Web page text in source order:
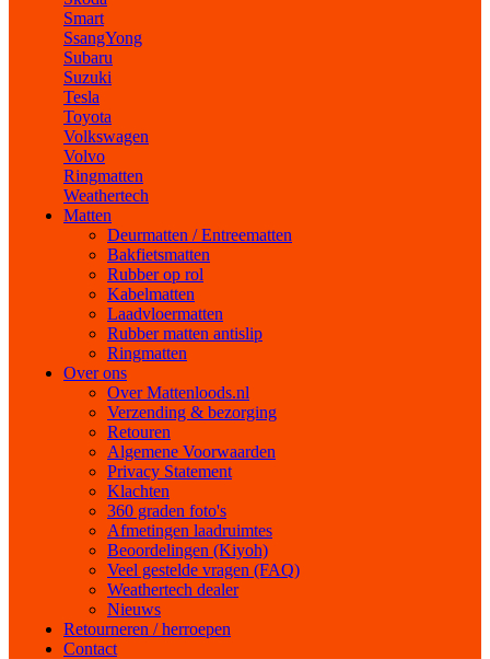
Smart
SsangYong
Subaru
Suzuki
Tesla
Toyota
Volkswagen
Volvo
Ringmatten
Weathertech
Matten
Deurmatten / Entreematten
Bakfietsmatten
Rubber op rol
Kabelmatten
Laadvloermatten
Rubber matten antislip
Ringmatten
Over ons
Over Mattenloods.nl
Verzending & bezorging
Retouren
Algemene Voorwaarden
Privacy Statement
Klachten
360 graden foto's
Afmetingen laadruimtes
Beoordelingen (Kiyoh)
Veel gestelde vragen (FAQ)
Weathertech dealer
Nieuws
Retourneren / herroepen
Contact